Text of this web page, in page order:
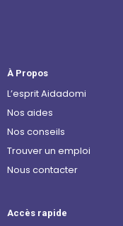
À Propos
L’esprit Aidadomi
Nos aides
Nos conseils
Trouver un emploi
Nous contacter
Accès rapide